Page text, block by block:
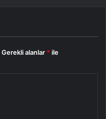
Gerekli alanlar * ile